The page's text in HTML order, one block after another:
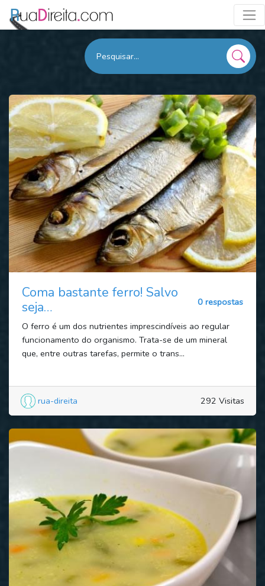
Coma bastante ferro! Salvo
seja…
0 respostas
O ferro é um dos nutrientes imprescindíveis ao regular
funcionamento do organismo. Trata-se de um mineral
que, entre outras tarefas, permite o trans...
rua-direita 292 Visitas